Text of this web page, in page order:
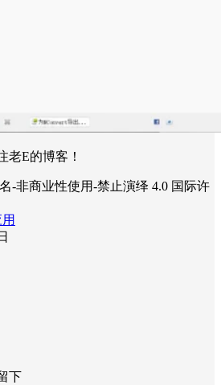
老E的博客！
-非商业性使用-禁止演绎 4.0 国际许
下